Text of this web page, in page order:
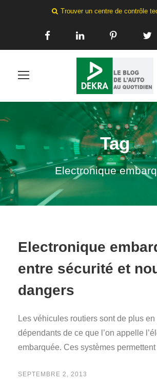
Trouver un centre de contrôle
Tag
Electronique
Electronique
entre sécurité et
dangers
Les véhicules routiers sont de plus en
dépendants de ce que l’on appelle
embarquée. Ces systèmes permettent
SEPTEMBRE 2, 2013